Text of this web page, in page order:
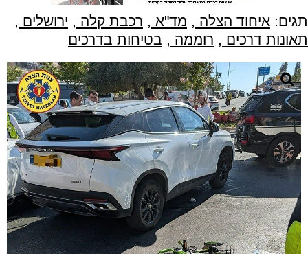
תגים: איחוד הצלה , מד"א , רכבת קלה , ירושלים ,
תאונות דרכים , רוממה , בטיחות בדרכים